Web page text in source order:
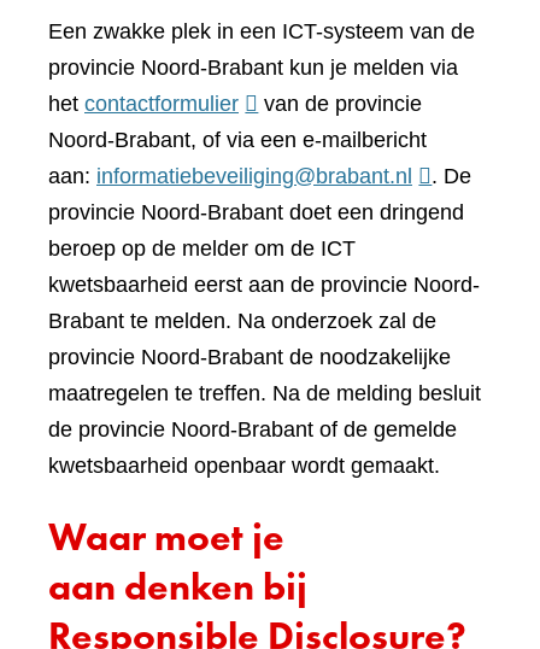
Een zwakke plek in een ICT-systeem van de
provincie Noord-Brabant kun je melden via
het contactformulier(verwijst
naar
een
andere
website)
van de provincie
Noord-Brabant, of via een e-mailbericht
aan: informatiebeveiliging@brabant.nl
. De
provincie Noord-Brabant doet een dringend
beroep op de melder om de ICT
kwetsbaarheid eerst aan de provincie Noord-
Brabant te melden. Na onderzoek zal de
provincie Noord-Brabant de noodzakelijke
maatregelen te treffen. Na de melding besluit
de provincie Noord-Brabant of de gemelde
kwetsbaarheid openbaar wordt gemaakt.
Waar moet je
aan denken bij
Responsible Disclosure?